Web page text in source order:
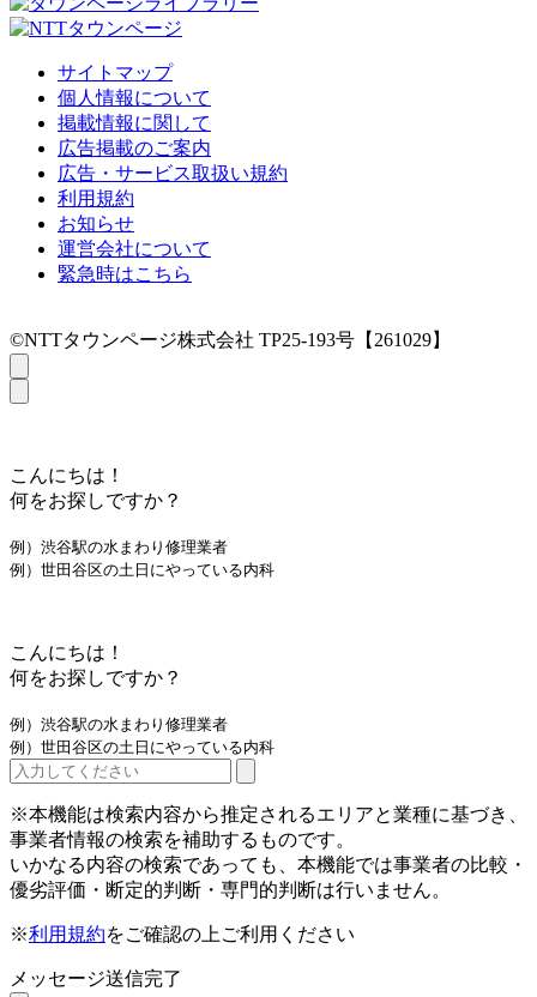
サイトマップ
個人情報について
掲載情報に関して
広告掲載のご案内
広告・サービス取扱い規約
利用規約
お知らせ
運営会社について
緊急時はこちら
©NTTタウンページ株式会社 TP25-193号【261029】
こんにちは！
何をお探しですか？
例）渋谷駅の水まわり修理業者
例）世田谷区の土日にやっている内科
こんにちは！
何をお探しですか？
例）渋谷駅の水まわり修理業者
例）世田谷区の土日にやっている内科
※本機能は検索内容から推定されるエリアと業種に基づき、
事業者情報の検索を補助するものです。
いかなる内容の検索であっても、本機能では事業者の比較・
優劣評価・断定的判断・専門的判断は行いません。
※利用規約をご確認の上ご利用ください
メッセージ送信完了